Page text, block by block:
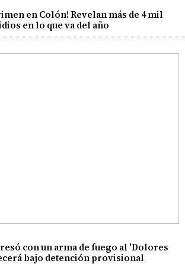
en Colón! Revelan más de 4 mil
en lo que va del año
con un arma de fuego al 'Dolores
bajo detención provisional